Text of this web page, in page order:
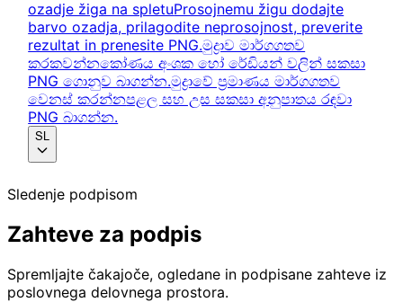
ozadje žiga na spletuProsojnemu žigu dodajte
barvo ozadja, prilagodite neprosojnost, preverite
rezultat in prenesite PNG.මුද්‍රාව මාර්ගගතව
කරකවන්නකෝණය අංශක හෝ රේඩියන් වලින් සකසා
PNG ගොනුව බාගන්න.මුද්‍රාවේ ප්‍රමාණය මාර්ගගතව
වෙනස් කරන්නපළල සහ උස සකසා අනුපාතය රඳවා
PNG බාගන්න.
SL
Sledenje podpisom
Zahteve za podpis
Spremljajte čakajoče, ogledane in podpisane zahteve iz
poslovnega delovnega prostora.